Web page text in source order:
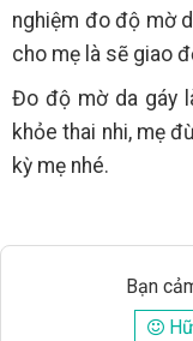
nghiệm đo độ mờ
cho mẹ là sẽ giao
Đo độ mờ da gáy
khỏe thai nhi, mẹ
kỳ mẹ nhé.
Bạn